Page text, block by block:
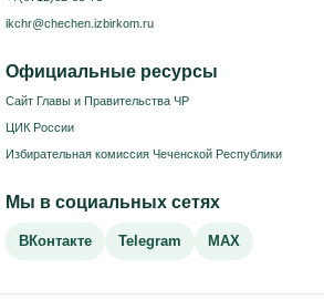
ikchr@chechen.izbirkom.ru
Официальные ресурсы
Сайт Главы и Правительства ЧР
ЦИК России
Избирательная комиссия Чеченской Республики
Мы в социальных сетях
ВКонтакте Telegram MAX